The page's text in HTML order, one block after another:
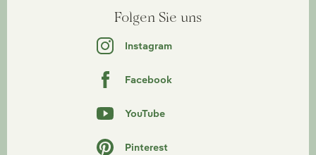
Folgen Sie uns
Instagram
Facebook
YouTube
Pinterest